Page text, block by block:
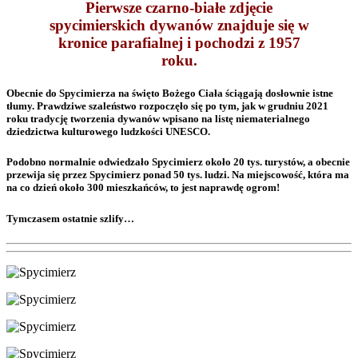
Pierwsze czarno-białe zdjęcie
spycimierskich dywanów znajduje się w
kronice parafialnej i pochodzi z 1957
roku.
Obecnie do Spycimierza na święto Bożego Ciała ściągają dosłownie istne
tłumy. Prawdziwe szaleństwo rozpoczęło się po tym, jak w grudniu 2021
roku tradycję tworzenia dywanów wpisano na listę niematerialnego
dziedzictwa kulturowego ludzkości UNESCO.
Podobno normalnie odwiedzało Spycimierz około 20 tys. turystów, a obecnie
przewija się przez Spycimierz ponad 50 tys. ludzi. Na miejscowość, która ma
na co dzień około 300 mieszkańców, to jest naprawdę ogrom!
Tymczasem ostatnie szlify…